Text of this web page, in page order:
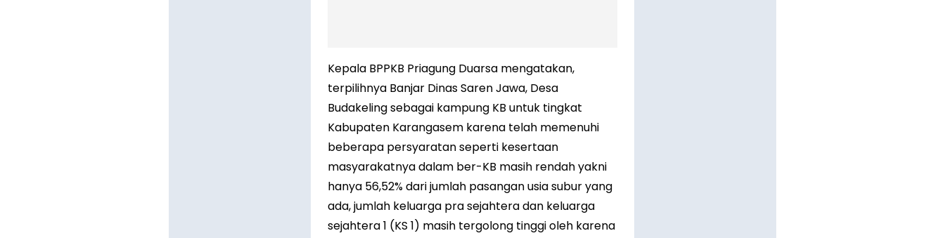
Kepala BPPKB Priagung Duarsa mengatakan,
terpilihnya Banjar Dinas Saren Jawa, Desa
Budakeling sebagai kampung KB untuk tingkat
Kabupaten Karangasem karena telah memenuhi
beberapa persyaratan seperti kesertaan
masyarakatnya dalam ber-KB masih rendah yakni
hanya 56,52% dari jumlah pasangan usia subur yang
ada, jumlah keluarga pra sejahtera dan keluarga
sejahtera 1 (KS 1) masih tergolong tinggi oleh karena